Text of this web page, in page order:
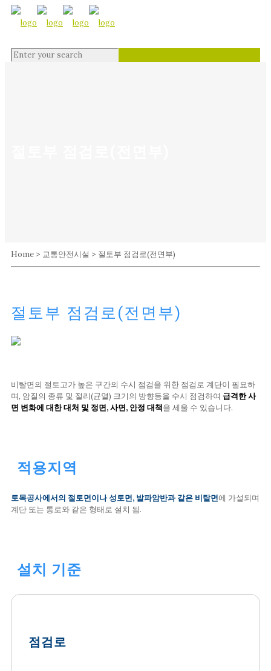
Home > 교통안전시설 > 절토부 점검로(전면부)
절토부 점검로(전면부)
비탈면의 절토고가 높은 구간의 수시 점검을 위한 점검로 계단이 필요하
며, 암질의 종류 및 절리(균열) 크기의 방향등을 수시 점검하여 급격한 사
면 변화에 대한 대처 및 정면, 사면, 안정 대책을 세울 수 있습니다.
적용지역
토목공사에서의 절토면이나 성토면, 발파암반과 같은 비탈면에 가설되며
계단 또는 통로와 같은 형태로 설치 됨.
설치 기준
점검로